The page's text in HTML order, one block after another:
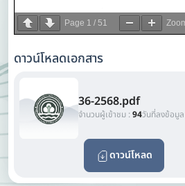
Page 1 / 51
ดาวน์โหลดเอกสาร
36-2568.pdf
จำนวนผู้เข้าชม :94วันที่ลงข้อมู
ดาวน์โหลด